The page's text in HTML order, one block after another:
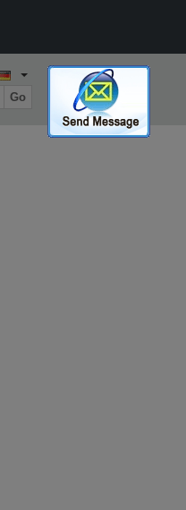
Go